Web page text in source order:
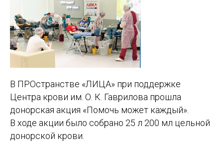
В ПРОстранстве «ЛИЦА» при поддержке
Центра крови им. О. К. Гаврилова прошла
донорская акция «Помочь может каждый».
В ходе акции было собрано 25 л 200 мл цельной
донорской крови.